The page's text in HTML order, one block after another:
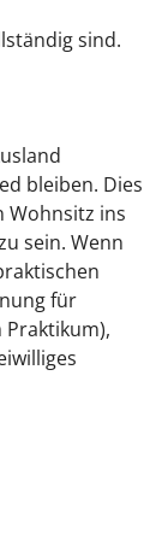
sind.
bleiben. Dies
Wohnsitz ins
sein. Wenn
für
Praktikum),